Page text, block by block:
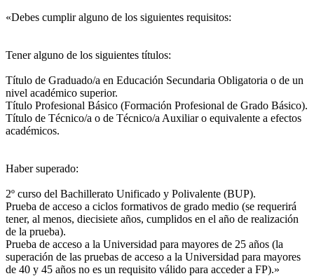
«Debes cumplir alguno de los siguientes requisitos:
Tener alguno de los siguientes títulos:
Título de Graduado/a en Educación Secundaria Obligatoria o de un
nivel académico superior.
Título Profesional Básico (Formación Profesional de Grado Básico).
Título de Técnico/a o de Técnico/a Auxiliar o equivalente a efectos
académicos.
Haber superado:
2º curso del Bachillerato Unificado y Polivalente (BUP).
Prueba de acceso a ciclos formativos de grado medio (se requerirá
tener, al menos, diecisiete años, cumplidos en el año de realización
de la prueba).
Prueba de acceso a la Universidad para mayores de 25 años (la
superación de las pruebas de acceso a la Universidad para mayores
de 40 y 45 años no es un requisito válido para acceder a FP).»